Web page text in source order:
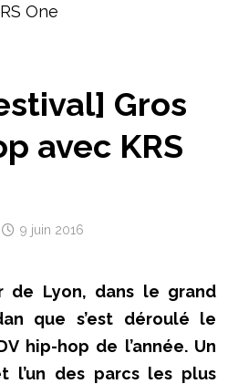
One
Gros
avec KRS
9 juin 2016
de Lyon, dans le grand
que s’est déroulé le
hip-hop de l’année. Un
l’un des parcs les plus